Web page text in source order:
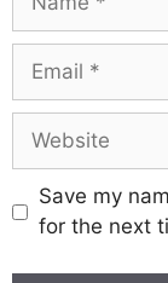
Save my
for the next